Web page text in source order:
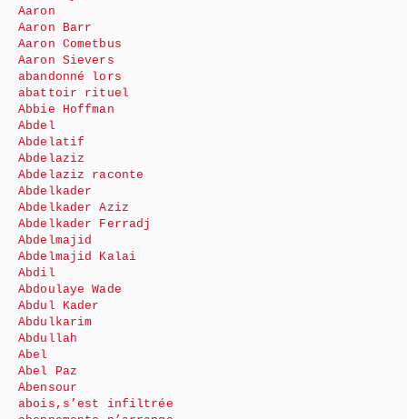
Aaron
Aaron Barr
Aaron Cometbus
Aaron Sievers
abandonné lors
abattoir rituel
Abbie Hoffman
Abdel
Abdelatif
Abdelaziz
Abdelaziz raconte
Abdelkader
Abdelkader Aziz
Abdelkader Ferradj
Abdelmajid
Abdelmajid Kalai
Abdil
Abdoulaye Wade
Abdul Kader
Abdulkarim
Abdullah
Abel
Abel Paz
Abensour
abois,s’est infiltrée